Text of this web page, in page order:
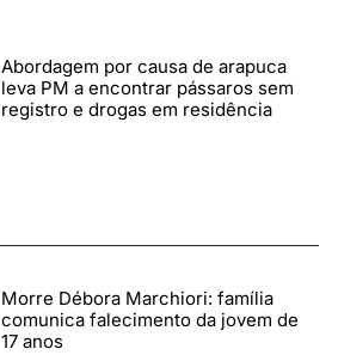
Abordagem por causa de arapuca
leva PM a encontrar pássaros sem
registro e drogas em residência
Morre Débora Marchiori: família
comunica falecimento da jovem de
17 anos